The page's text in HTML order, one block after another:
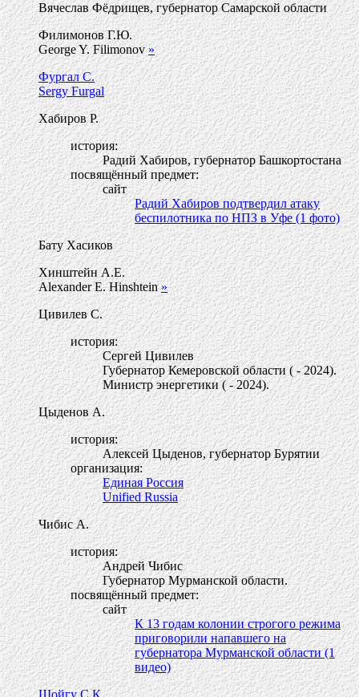
Вячеслав Фёдрищев, губернатор Самарской области
Филимонов Г.Ю.
George Y. Filimonov»
Фургал С.
Sergy Furgal
Хабиров Р.
история:
Радий Хабиров, губернатор Башкортостана
посвящённый предмет:
сайт
Радий Хабиров подтвердил атаку
беспилотника по НПЗ в Уфе (1 фото)
Бату Хасиков
Хинштейн А.Е.
Alexander E. Hinshtein»
Цивилев С.
история:
Сергей Цивилев
Губернатор Кемеровской области ( - 2024).
Министр энергетики ( - 2024).
Цыденов А.
история:
Алексей Цыденов, губернатор Бурятии
организация:
Единая Россия
Unified Russia
Чибис А.
история:
Андрей Чибис
Губернатор Мурманской области.
посвящённый предмет:
сайт
К 13 годам колонии строгого режима
приговорили напавшего на
губернатора Мурманской области (1
видео)
Шойгу С.К.